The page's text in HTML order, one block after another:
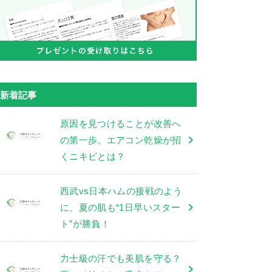
新着記事
原因を見つけることが改善へ
の第一歩。エアコン乾燥が招
くニキビとは？
西武vs日本ハムの接戦のよう
に、夏の肌も“1日早いスター
ト”が勝負！
力士級の汗でも美肌を守る？